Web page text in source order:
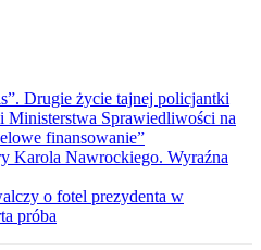
Drugie życie tajnej policjantki
Sprawiedliwości na
finansowanie”
Karola Nawrockiego. Wyraźna
o fotel prezydenta w
próba